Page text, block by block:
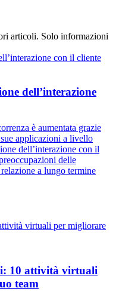
articoli. Solo informazioni
dell’interazione
è aumentata grazie
applicazioni a livello
dell’interazione con il
delle
a lungo termine
10 attività virtuali
team